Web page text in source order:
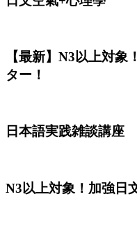
【最新】N3以上対象
ター！
日本語実践雑談講座
N3以上対象！加強日